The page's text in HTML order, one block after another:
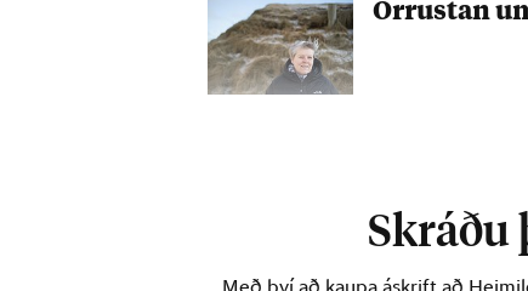
Orrustan
Skráðu
Með því að kaupa áskrift að